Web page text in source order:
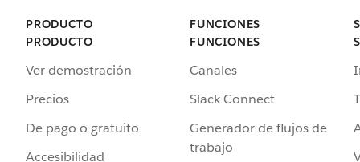
PRODUCTO
PRODUCTO
Ver demostración
Precios
De pago o gratuito
Accesibilidad
FUNCIONES
FUNCIONES
Canales
Slack Connect
Generador de flujos de
trabajo